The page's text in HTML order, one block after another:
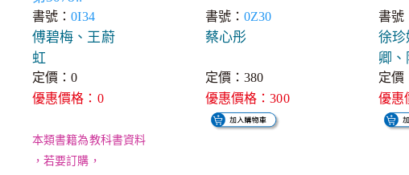
書號：0I34
傅碧梅、王蔚
虹
定價：0
優惠價格：0
本類書籍為教科書資料
，若要訂購，
書號：0Z30
蔡心彤
定價：380
優惠價格：300
書號
徐珍
卿、
定價
優惠